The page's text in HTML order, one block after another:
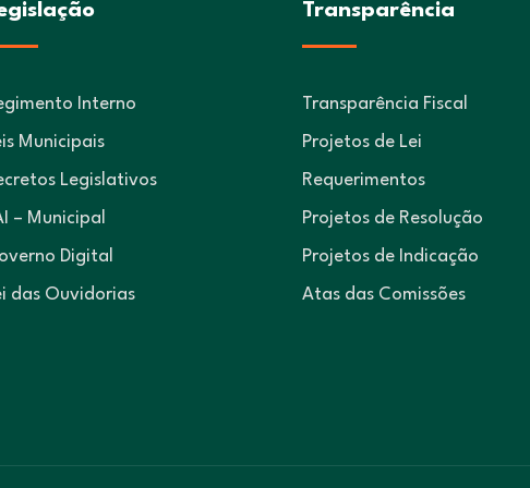
Interno
Municipais
Legislativos
– Municipal
Digital
das Ouvidorias
Transparência
Transparência Fiscal
Projetos de Lei
Requerimentos
Projetos de Resolução
Projetos de Indicação
Atas das Comissões